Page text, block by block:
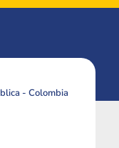
- Colombia